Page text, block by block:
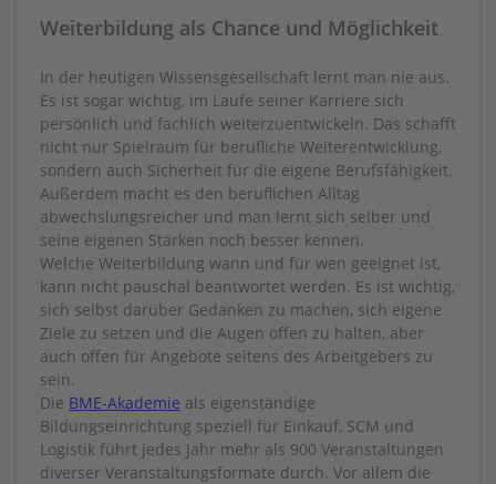
Weiterbildung als Chance und Möglichkeit
In der heutigen Wissensgesellschaft lernt man nie aus.
Es ist sogar wichtig, im Laufe seiner Karriere sich
persönlich und fachlich weiterzuentwickeln. Das schafft
nicht nur Spielraum für berufliche Weiterentwicklung,
sondern auch Sicherheit für die eigene Berufsfähigkeit.
Außerdem macht es den beruflichen Alltag
abwechslungsreicher und man lernt sich selber und
seine eigenen Stärken noch besser kennen.
Welche Weiterbildung wann und für wen geeignet ist,
kann nicht pauschal beantwortet werden. Es ist wichtig,
sich selbst darüber Gedanken zu machen, sich eigene
Ziele zu setzen und die Augen offen zu halten, aber
auch offen für Angebote seitens des Arbeitgebers zu
sein.
Die BME-Akademie als eigenständige
Bildungseinrichtung speziell für Einkauf, SCM und
Logistik führt jedes Jahr mehr als 900 Veranstaltungen
diverser Veranstaltungsformate durch. Vor allem die